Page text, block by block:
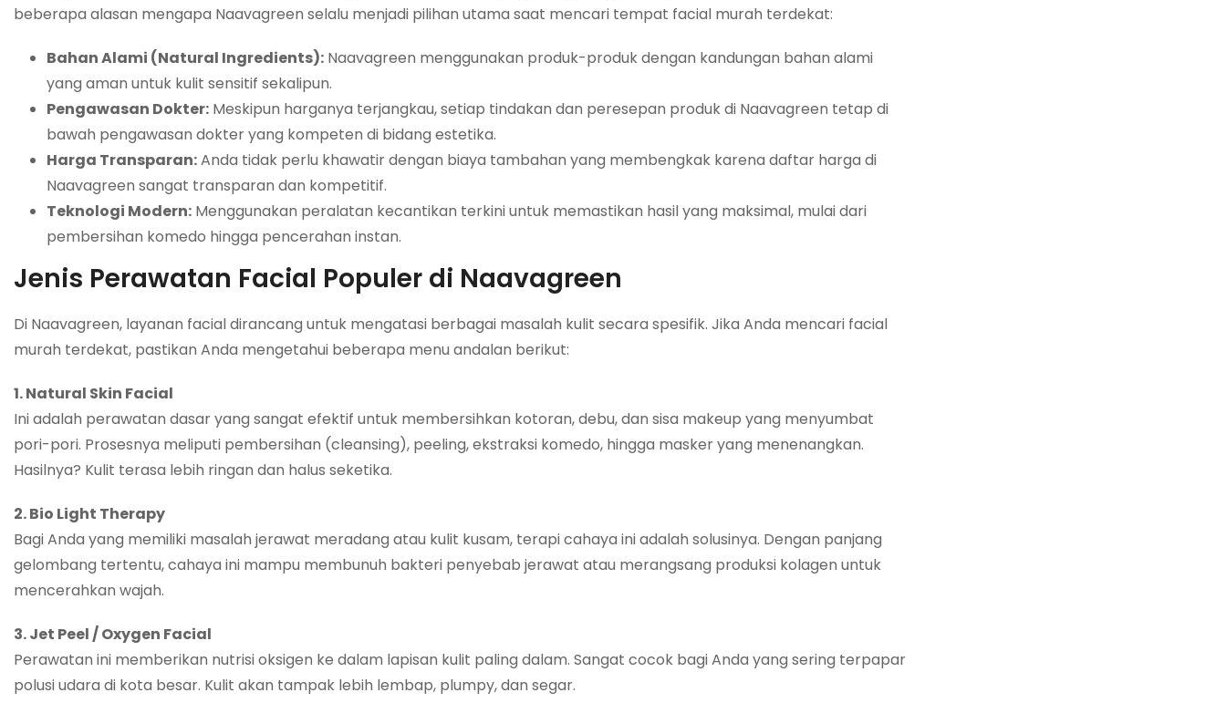
beberapa alasan mengapa Naavagreen selalu menjadi pilihan utama saat mencari tempat facial murah terdekat:
Bahan Alami (Natural Ingredients): Naavagreen menggunakan produk-produk dengan kandungan bahan alami
yang aman untuk kulit sensitif sekalipun.
Pengawasan Dokter: Meskipun harganya terjangkau, setiap tindakan dan peresepan produk di Naavagreen tetap di
bawah pengawasan dokter yang kompeten di bidang estetika.
Harga Transparan:Anda tidak perlu khawatir dengan biaya tambahan yang membengkak karena daftar harga di
Naavagreen sangat transparan dan kompetitif.
Teknologi Modern: Menggunakan peralatan kecantikan terkini untuk memastikan hasil yang maksimal, mulai dari
pembersihan komedo hingga pencerahan instan.
Jenis Perawatan Facial Populer di Naavagreen
Di Naavagreen, layanan facial dirancang untuk mengatasi berbagai masalah kulit secara spesifik. Jika Anda mencari facial
murah terdekat, pastikan Anda mengetahui beberapa menu andalan berikut:
1. Natural Skin Facial
Ini adalah perawatan dasar yang sangat efektif untuk membersihkan kotoran, debu, dan sisa makeup yang menyumbat
pori-pori. Prosesnya meliputi pembersihan (cleansing), peeling, ekstraksi komedo, hingga masker yang menenangkan.
Hasilnya? Kulit terasa lebih ringan dan halus seketika.
2. Bio Light Therapy
Bagi Anda yang memiliki masalah jerawat meradang atau kulit kusam, terapi cahaya ini adalah solusinya. Dengan panjang
gelombang tertentu, cahaya ini mampu membunuh bakteri penyebab jerawat atau merangsang produksi kolagen untuk
mencerahkan wajah.
3. Jet Peel / Oxygen Facial
Perawatan ini memberikan nutrisi oksigen ke dalam lapisan kulit paling dalam. Sangat cocok bagi Anda yang sering terpapar
polusi udara di kota besar. Kulit akan tampak lebih lembap, plumpy, dan segar.